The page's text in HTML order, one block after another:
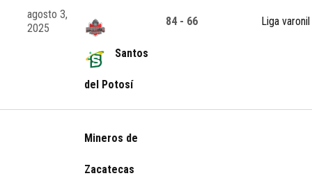
agosto 3,
2025
Santos
del Potosí
84 - 66 Liga varonil
Mineros de
Zacatecas